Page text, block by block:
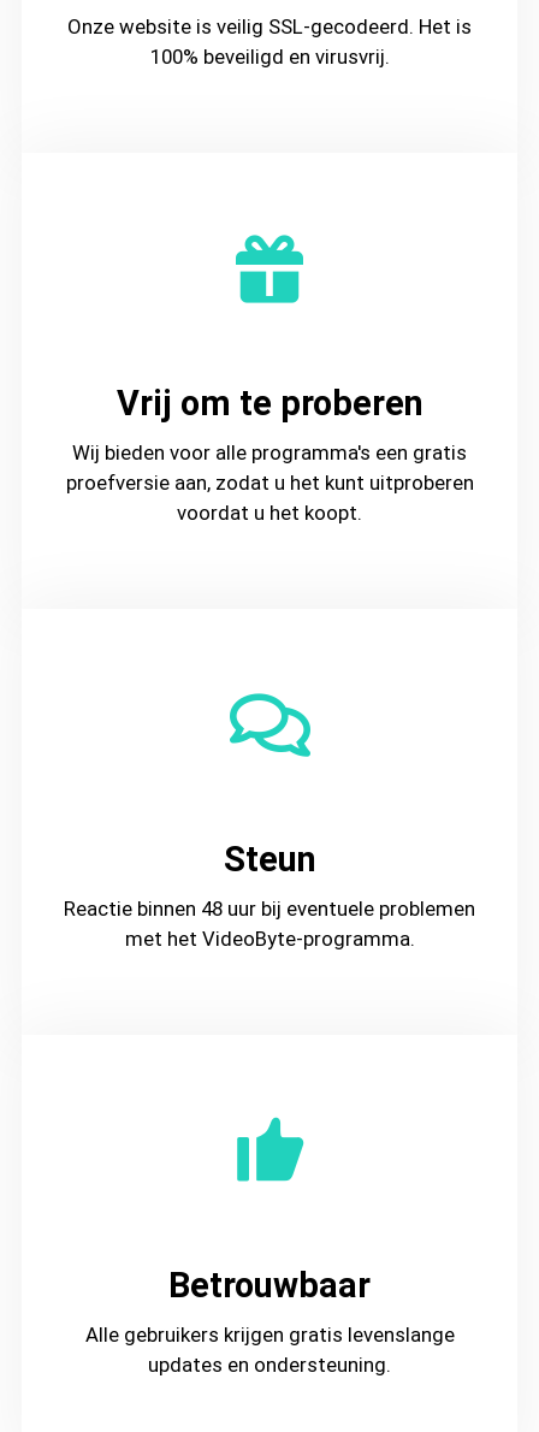
Onze website is veilig SSL-gecodeerd. Het is
100% beveiligd en virusvrij.
Vrij om te proberen
Wij bieden voor alle programma's een gratis
proefversie aan, zodat u het kunt uitproberen
voordat u het koopt.
Steun
Reactie binnen 48 uur bij eventuele problemen
met het VideoByte-programma.
Betrouwbaar
Alle gebruikers krijgen gratis levenslange
updates en ondersteuning.